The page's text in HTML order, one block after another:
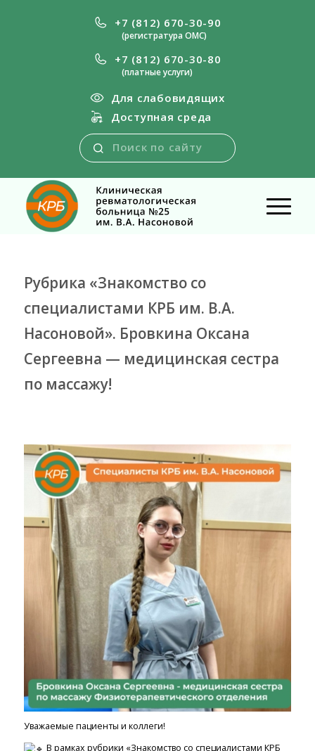
+7 (812) 670-30-90
(регистратура ОМС)
+7 (812) 670-30-80
(платные услуги)
Для слабовидящих
Доступная среда
Рубрика «Знакомство со
специалистами КРБ им. В.А.
Насоновой». Бровкина Оксана
Сергеевна — медицинская сестра
по массажу!
Уважаемые пациенты и коллеги!
В рамках рубрики «Знакомство со специалистами КРБ